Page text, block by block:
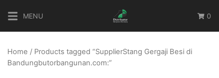
content
MENU 0
Home / Products tagged “SupplierStang Gergaji Besi di
Bandungbutorbangunan.com:”